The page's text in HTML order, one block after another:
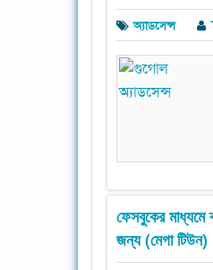
অ্যাডসেন্স
ফেসবুকের মাধ্যমে
জন্য (মেগা টিউন)